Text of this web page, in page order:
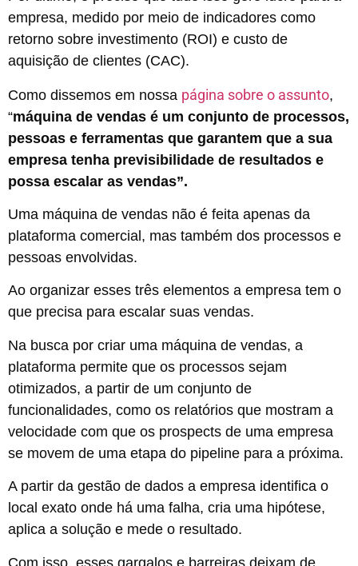
empresa, medido por meio de indicadores como
retorno sobre investimento (ROI) e custo de
aquisição de clientes (CAC).
Como dissemos em nossa página sobre o assunto,
“máquina de vendas é um conjunto de processos,
pessoas e ferramentas que garantem que a sua
empresa tenha previsibilidade de resultados e
possa escalar as vendas”.
Uma máquina de vendas não é feita apenas da
plataforma comercial, mas também dos processos e
pessoas envolvidas.
Ao organizar esses três elementos a empresa tem o
que precisa para escalar suas vendas.
Na busca por criar uma máquina de vendas, a
plataforma permite que os processos sejam
otimizados, a partir de um conjunto de
funcionalidades, como os relatórios que mostram a
velocidade com que os prospects de uma empresa
se movem de uma etapa do pipeline para a próxima.
A partir da gestão de dados a empresa identifica o
local exato onde há uma falha, cria uma hipótese,
aplica a solução e mede o resultado.
Com isso, esses gargalos e barreiras deixam de